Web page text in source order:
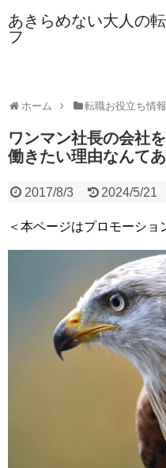
あきらめない大人の
フ
ホーム 転職お役立ち情報
ワンマン社長の会社
働きたい理由なんて
2017/8/3 2024/5/21
＜本ページはプロモーショ